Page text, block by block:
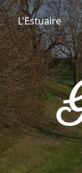
L'Estuaire